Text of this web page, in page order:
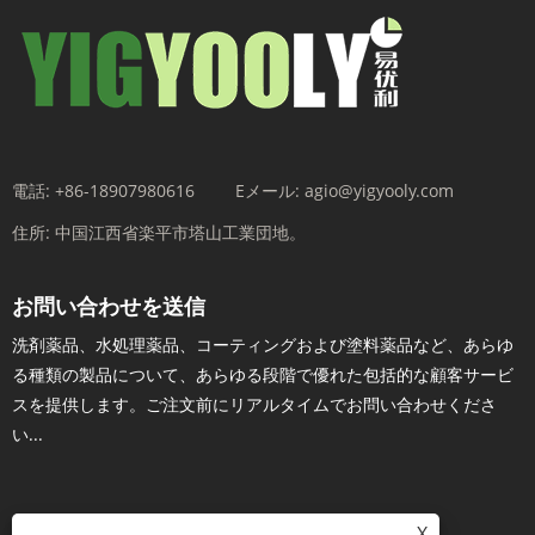
電話: +86-18907980616 Eメール: agio@yigyooly.com
住所: 中国江西省楽平市塔山工業団地。
お問い合わせを送信
洗剤薬品、水処理薬品、コーティングおよび塗料薬品など、あらゆ
る種類の製品について、あらゆる段階で優れた包括的な顧客サービ
スを提供します。ご注文前にリアルタイムでお問い合わせくださ
い...